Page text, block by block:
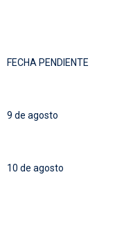
FECHA PENDIENTE
9 de agosto
10 de agosto